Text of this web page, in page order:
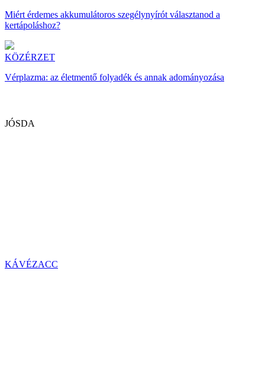
Miért érdemes akkumulátoros szegélynyírót választanod a
kertápoláshoz?
KÖZÉRZET
Vérplazma: az életmentő folyadék és annak adományozása
JÓSDA
KÁVÉZACC